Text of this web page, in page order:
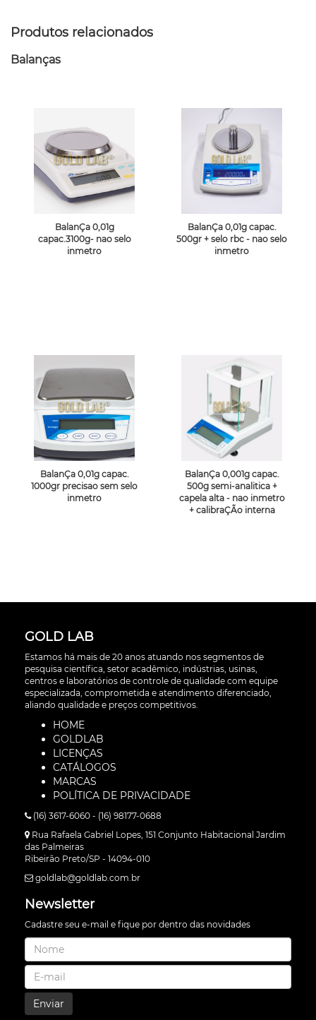
Produtos relacionados
Balanças
BalanÇa 0,01g
capac.3100g- nao selo
inmetro
BalanÇa 0,01g capac.
500gr + selo rbc - nao selo
inmetro
BalanÇa 0,01g capac.
1000gr precisao sem selo
inmetro
BalanÇa 0,001g capac.
500g semi-analitica +
capela alta - nao inmetro
+ calibraÇÃo interna
GOLD LAB
Estamos há mais de 20 anos atuando nos segmentos de
pesquisa científica, setor acadêmico, indústrias, usinas,
centros e laboratórios de controle de qualidade com equipe
especializada, comprometida e atendimento diferenciado,
aliando qualidade e preços competitivos.
HOME
GOLDLAB
LICENÇAS
CATÁLOGOS
MARCAS
POLÍTICA DE PRIVACIDADE
(16) 3617-6060 - (16) 98177-0688
Rua Rafaela Gabriel Lopes, 151 Conjunto Habitacional Jardim
das Palmeiras
Ribeirão Preto/SP - 14094-010
goldlab@goldlab.com.br
Newsletter
Cadastre seu e-mail e fique por dentro das novidades
Enviar